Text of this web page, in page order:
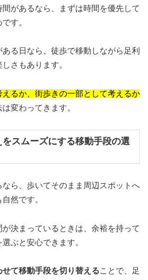
があるなら、まずは時間を優先して
す。
る日なら、徒歩で移動しながら足利
さもあります。
るか、街歩きの一部として考えるか
変わってきます。
スムーズにする移動手段の選
ら、歩いてそのまま周辺スポットへ
然です。
決まっているときは、余裕を持って
ぶと安心できます。
て移動手段を切り替えることで、足